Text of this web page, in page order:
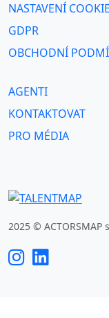
NASTAVENÍ
GDPR
OBCHODNÍ
AGENTI
KONTAKTOVAT
PRO MÉDIA
2025 © ACTORSMAP